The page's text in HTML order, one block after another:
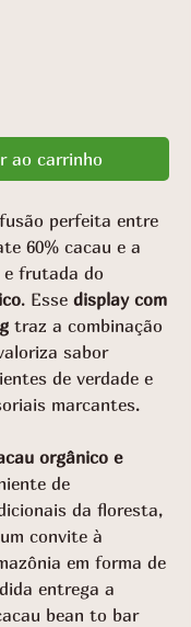
ao carrinho
perfeita entre
60% cacau e a
frutada do
. Esse display com
traz a combinação
sabor
de verdade e
marcantes.
orgânico e
de
da floresta,
convite à
em forma de
entrega a
bean to bar